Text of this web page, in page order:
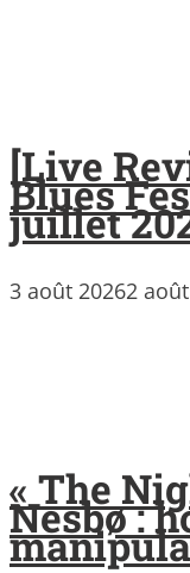
[Live
Blues
juillet
3 août 20262
« The
Nesbø :